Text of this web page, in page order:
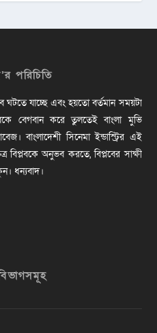
পরিচিতি
ঘটতে যাচ্ছে এবং হয়তো বর্তমান সময়টা
বেগবান করে তুলতেই বাংলা মুভি
বাংলাদেশী সিনেমা ইন্ডাস্ট্রির এই
বিপ্লবকে অনুভব করতে, বিপ্লবের সাক্ষী
ধন্যবাদ।